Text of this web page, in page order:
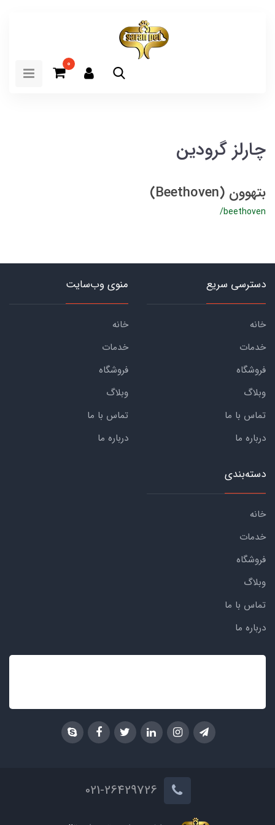
0
چارلز گرودین
بتهوون (Beethoven)
/beethoven
دسترسی سریع
خانه
خدمات
فروشگاه
وبلاگ
تماس با ما
درباره ما
منوی وب‌سایت
خانه
خدمات
فروشگاه
وبلاگ
تماس با ما
درباره ما
دسته‌بندی
خانه
خدمات
فروشگاه
وبلاگ
تماس با ما
درباره ما